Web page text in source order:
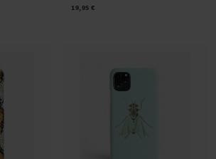
19,95 €